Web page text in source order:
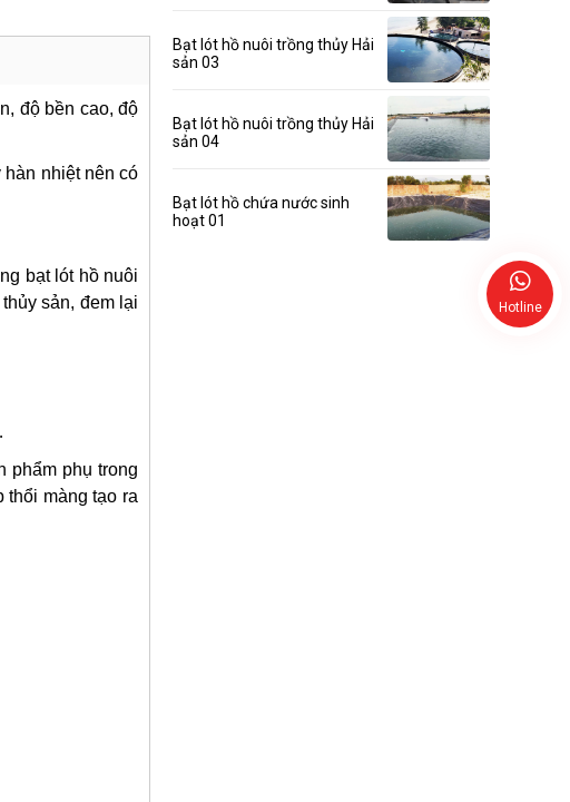
độ bền cao, độ
nhiệt nên có
bạt lót hồ nuôi
sản, đem lại
phẩm phụ trong
thổi màng tạo ra
Bạt lót hồ nuôi trồng thủy Hải
sản 03
Bạt lót hồ nuôi trồng thủy Hải
sản 04
Bạt lót hồ chứa nước sinh
hoạt 01
Hotline